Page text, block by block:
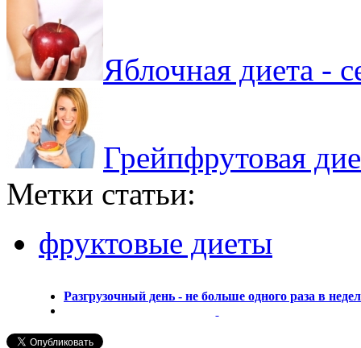
Яблочная диета -
Грейпфрутовая
Метки статьи:
фруктовые диеты
Разгрузочный день - не больше одного раза в